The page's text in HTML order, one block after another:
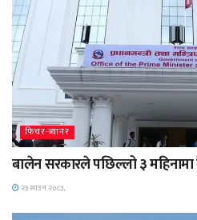
फिचर-ब्यानर
बालेन सरकारले पछिल्लो ३
२३ साउन २०८३,